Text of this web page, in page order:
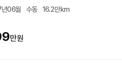
06월 수동 16.2만km
만원